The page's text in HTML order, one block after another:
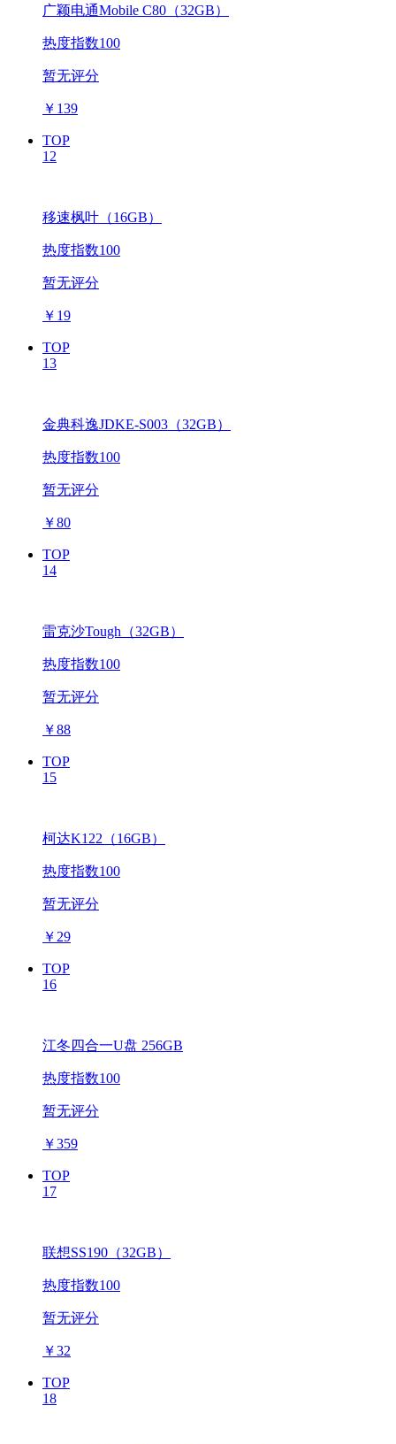
广颖电通Mobile C80（32GB）
热度指数100
暂无评分
￥ 139
TOP
12
移速枫叶（16GB）
热度指数100
暂无评分
￥ 19
TOP
13
金典科逸JDKE-S003（32GB）
热度指数100
暂无评分
￥80
TOP
14
雷克沙Tough（32GB）
热度指数100
暂无评分
￥88
TOP
15
柯达K122（16GB）
热度指数100
暂无评分
￥ 29
TOP
16
江冬四合一U盘 256GB
热度指数100
暂无评分
￥359
TOP
17
联想SS190（32GB）
热度指数100
暂无评分
￥32
TOP
18